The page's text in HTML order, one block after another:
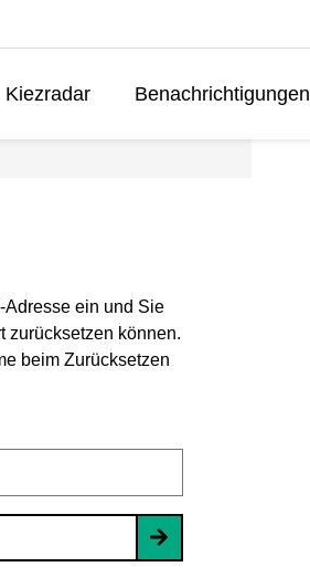
Kiezradar Benachrichtigungen
Adresse ein und Sie
zurücksetzen können.
beim Zurücksetzen